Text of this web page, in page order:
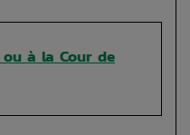
à la Cour de